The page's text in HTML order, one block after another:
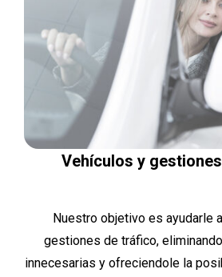
Vehículos y
Nuestro objetivo es ayudarle
gestiones de tráfico,
innecesarias y ofreciendole la